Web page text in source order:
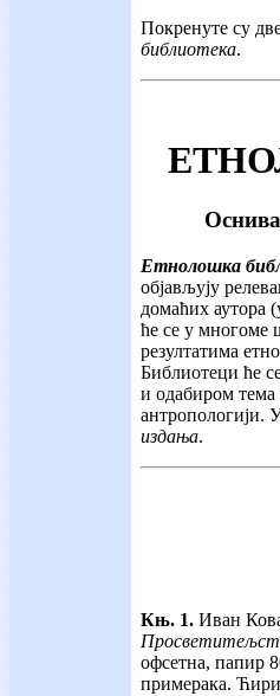
Покренуте су
библиотека.
Етнолошка
објављују
домаћих аутора
ће се у многоме
резултатима
Библиотеци ће
и одабиром тема
антропологији.
издања.
Књ. 1. Иван
офсетна, папир
примерака.